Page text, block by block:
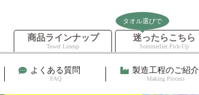
商品ラインナップ
Towel Lineup
迷ったらこちら
Sommerlier Pick-Up
タオル選びで
よくある質問
FAQ
製造工程のご紹介
Making Process